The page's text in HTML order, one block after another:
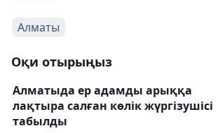
Алматы
Оқи отырыңыз
Алматыда ер адамды арыққа
лақтыра салған көлік жүргізушісі
табылды